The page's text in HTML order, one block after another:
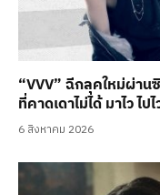
“VVV” ฉีกลุคใหม่ผ่าน
ที่คาดเดาไม่ได้ มาไว ไ
6 สิงหาคม 2026